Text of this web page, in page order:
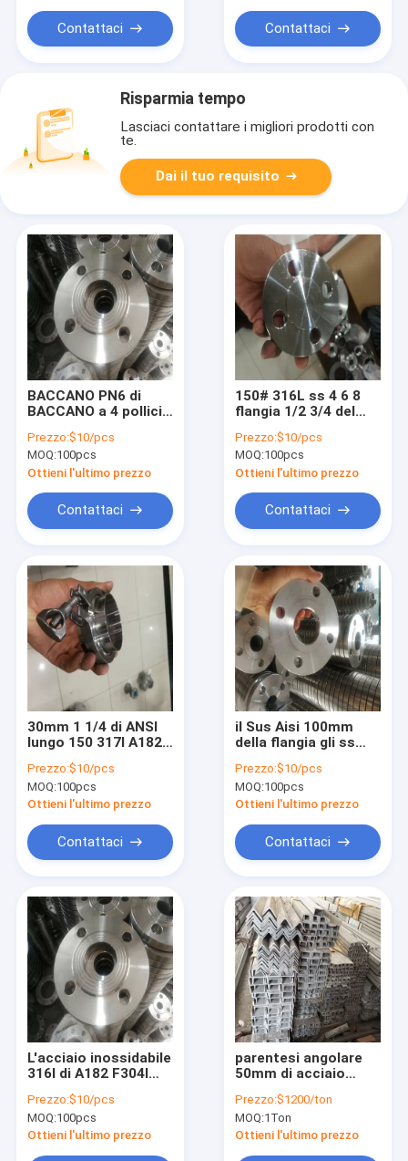
Prodotti
Video
Su di noi
Visita alla fabbrica
Chiedi un preventivo
Contattaci Contattaci
Risparmia tempo
Lasciaci contattare i migliori prodotti con
te.
Dai il tuo requisito
BACCANO PN6 di
BACCANO a 4 pollici
flangia Pn16 di
acciaio inossidabile
di 25mm 2576 PN10
Sa182 F316l F304l
Prezzo:$10/pcs
MOQ:100pcs
Ottieni l'ultimo prezzo
Contattaci
150# 316L ss 4 6 8
flangia 1/2 3/4 del
inossidabile di
Antivari 2 della
flangia cieca di
acciaio inossidabile
Prezzo:$10/pcs
MOQ:100pcs
Ottieni l'ultimo prezzo
Contattaci
30mm 1 1/4 di ANSI
lungo 150 317l A182
flangia del collo della
saldatura di acciaio
inossidabile
Prezzo:$10/pcs
MOQ:100pcs
Ottieni l'ultimo prezzo
Contattaci
il Sus Aisi 100mm
della flangia gli ss
acciaio inossidabile
904l 347 4 3 ss a 2
pollici flangia
Prezzo:$10/pcs
MOQ:100pcs
Ottieni l'ultimo prezzo
Contattaci
L'acciaio inossidabile
316l di A182 F304l
flange del tubo
filettato di acciaio
inossidabile
Prezzo:$10/pcs
MOQ:100pcs
Ottieni l'ultimo prezzo
parentesi angolare
50mm di acciaio
2x2x1/4 2 x 3 3mm
4mm 6mm 8mm
25mm
Prezzo:$1200/ton
MOQ:1Ton
Ottieni l'ultimo prezzo